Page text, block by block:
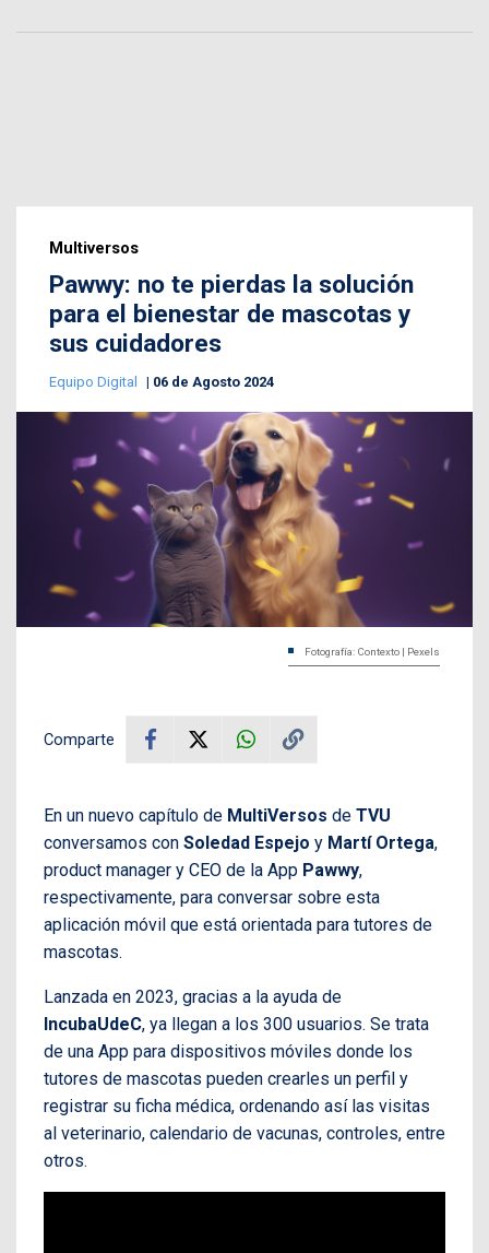
Multiversos
Pawwy: no te pierdas la solución
para el bienestar de mascotas y
sus cuidadores
Equipo Digital 06 de Agosto 2024
Fotografía: Contexto | Pexels
Comparte
En un nuevo capítulo de MultiVersos de TVU
conversamos con Soledad Espejo y Martí Ortega,
product manager y CEO de la App Pawwy,
respectivamente, para conversar sobre esta
aplicación móvil que está orientada para tutores de
mascotas.
Lanzada en 2023, gracias a la ayuda de
IncubaUdeC, ya llegan a los 300 usuarios. Se trata
de una App para dispositivos móviles donde los
tutores de mascotas pueden crearles un perfil y
registrar su ficha médica, ordenando así las visitas
al veterinario, calendario de vacunas, controles, entre
otros.